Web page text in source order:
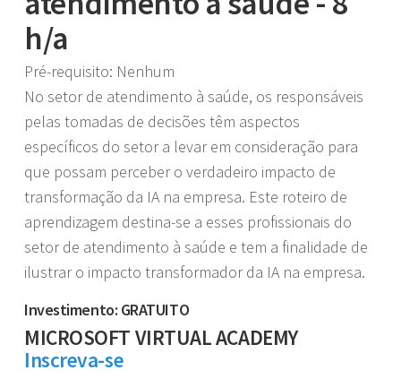
h/a
Pré-requisito: Nenhum
No setor de atendimento à saúde, os responsáveis
pelas tomadas de decisões têm aspectos
específicos do setor a levar em consideração para
que possam perceber o verdadeiro impacto de
transformação da IA na empresa. Este roteiro de
aprendizagem destina-se a esses profissionais do
setor de atendimento à saúde e tem a finalidade de
ilustrar o impacto transformador da IA na empresa.
Investimento: GRATUITO
MICROSOFT VIRTUAL ACADEMY
Inscreva-se